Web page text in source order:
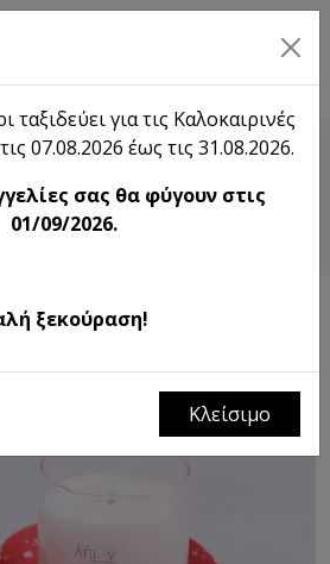
EN
Shop
Kitάκι 11
ταξιδεύει για τις Καλοκαιρινές
07.08.2026 έως τις 31.08.2026.
σας θα φύγουν στις
01/09/2026.
ξεκούραση!
Κλείσιμο